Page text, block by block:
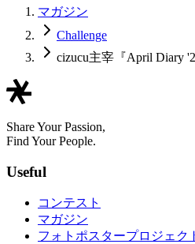
マガジン
Challenge
cizucu主宰『April Diary
Share Your Passion,
Find Your People.
Useful
コンテスト
マガジン
フォトポスタープロジェク